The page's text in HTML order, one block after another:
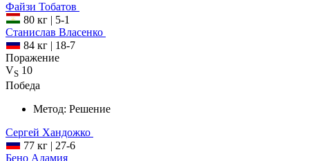
Файзи Тобатов
80 кг | 5-1
Станислав Власенко
84 кг | 18-7
Поражение
VS 10
Победа
Метод: Решение
Сергей Хандожко
77 кг | 27-6
Бено Адамия